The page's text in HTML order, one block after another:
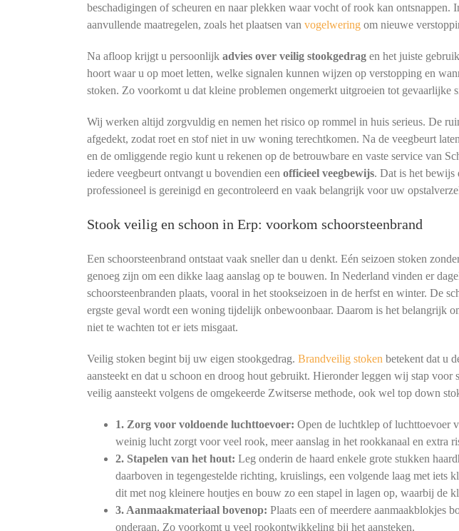
beschadigingen of scheuren en naar plekken waar vocht of rook kan ontsnappen.
aanvullende maatregelen, zoals het plaatsen van vogelweringom nieuwe
Na afloop krijgt u persoonlijk advies over veilig stookgedragen het juiste
hoort waar u op moet letten, welke signalen kunnen wijzen op verstopping en
stoken. Zo voorkomt u dat kleine problemen ongemerkt uitgroeien tot gevaarlijke
Wij werken altijd zorgvuldig en nemen het risico op rommel in huis serieus. De
afgedekt, zodat roet en stof niet in uw woning terechtkomen. Na de veegbeurt
en de omliggende regio kunt u rekenen op de betrouwbare en vaste service van
iedere veegbeurt ontvangt u bovendien een officieel veegbewijs. Dat is het bewijs
professioneel is gereinigd en gecontroleerd en vaak belangrijk voor uw
Stook veilig en schoon in Erp: voorkom schoorsteenbrand
Een schoorsteenbrand ontstaat vaak sneller dan u denkt. Eén seizoen stoken
genoeg zijn om een dikke laag aanslag op te bouwen. In Nederland vinden er
schoorsteenbranden plaats, vooral in het stookseizoen in de herfst en winter. De
ergste geval wordt een woning tijdelijk onbewoonbaar. Daarom is het belangrijk
niet te wachten tot er iets misgaat.
Veilig stoken begint bij uw eigen stookgedrag. Brandveilig stoken betekent dat u
aansteekt en dat u schoon en droog hout gebruikt. Hieronder leggen wij stap voor
veilig aansteekt volgens de omgekeerde Zwitserse methode, ook wel top down
1. Zorg voor voldoende luchttoevoer: Open de luchtklep of luchttoevoer
weinig lucht zorgt voor veel rook, meer aanslag in het rookkanaal en extra
2. Stapelen van het hout: Leg onderin de haard enkele grote stukken
daarboven in tegengestelde richting, kruislings, een volgende laag met iets
dit met nog kleinere houtjes en bouw zo een stapel in lagen op, waarbij de
3. Aanmaakmateriaal bovenop: Plaats een of meerdere aanmaakblokjes
onderaan. Zo voorkomt u veel rookontwikkeling bij het aansteken.